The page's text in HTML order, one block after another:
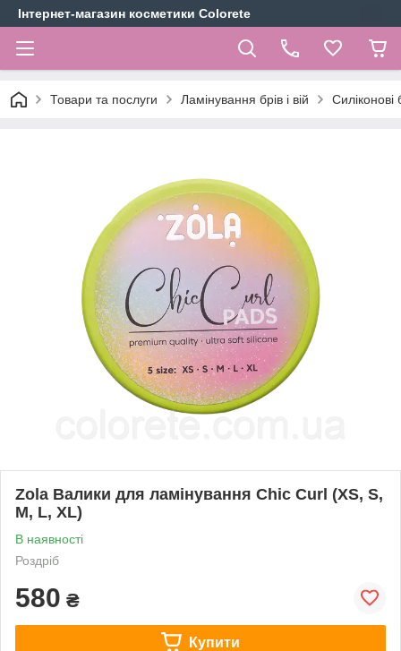
Інтернет-магазин косметики Colorete
Товари та послуги Ламінування брів і вій Силіконові
Zola Валики для ламінування Chic Curl (XS, S,
M, L, XL)
В наявності
Роздріб
580 ₴
Купити